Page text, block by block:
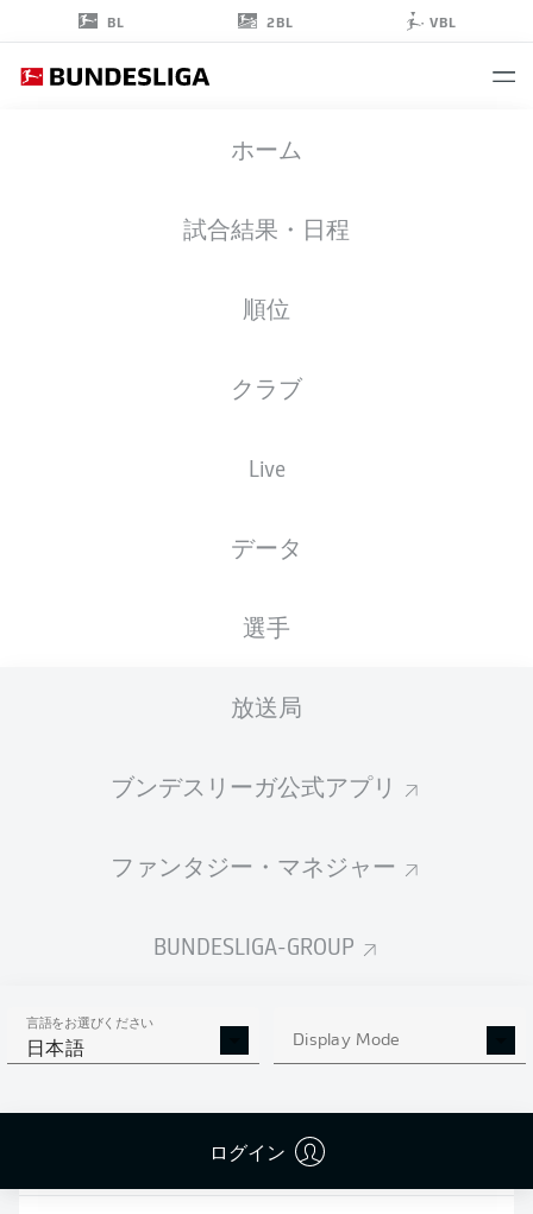
BL 2BL VBL
ホーム
試合結果・日程
順位
クラブ
Live
データ
選手
放送局
ブンデスリーガ公式アプリ
ファンタジー・マネジャー
BUNDESLIGA-GROUP
言語をお選びください
日本語 Display Mode
ログイン
18.07.2000
2026/2027
統計 シーズン 2026/2027
AERIAL DUELS
WON